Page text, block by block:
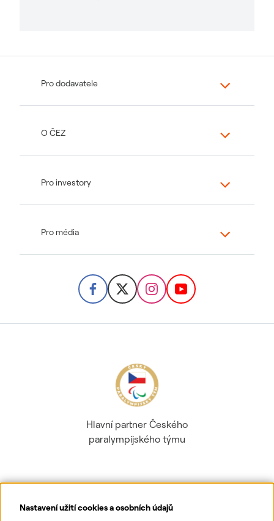
Nastavení užití cookies a osobních údajů
Pro dodavatele
O ČEZ
Pro investory
Pro média
Hlavní partner Českého
paralympijského týmu